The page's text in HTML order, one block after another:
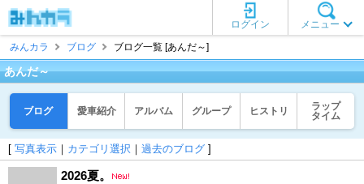
メニュー
ログイン
みんカラ
ブログ ブログ一覧 [あんだ～]
あんだ～
ブログ 愛車紹介 アルバム グループ ヒストリ
ラップ
タイム
[ 写真表示 ｜ カテゴリ選択 ｜ 過去のブログ ]
2026夏。